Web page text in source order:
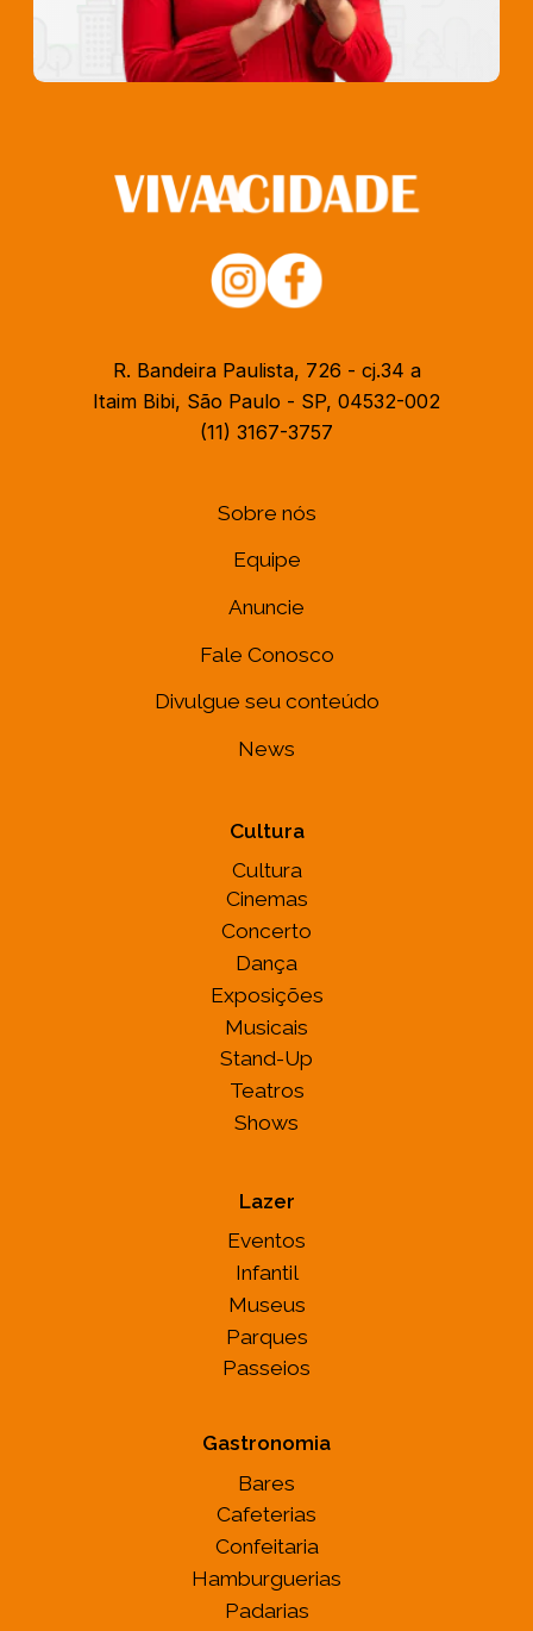
R. Bandeira Paulista, 726 - cj.34 a
Itaim Bibi, São Paulo - SP, 04532-002
(11) 3167-3757
Sobre nós
Equipe
Anuncie
Fale Conosco
Divulgue seu conteúdo
News
Cultura
Cultura
Cinemas
Concerto
Dança
Exposições
Musicais
Stand-Up
Teatros
Shows
Lazer
Eventos
Infantil
Museus
Parques
Passeios
Gastronomia
Bares
Cafeterias
Confeitaria
Hamburguerias
Padarias